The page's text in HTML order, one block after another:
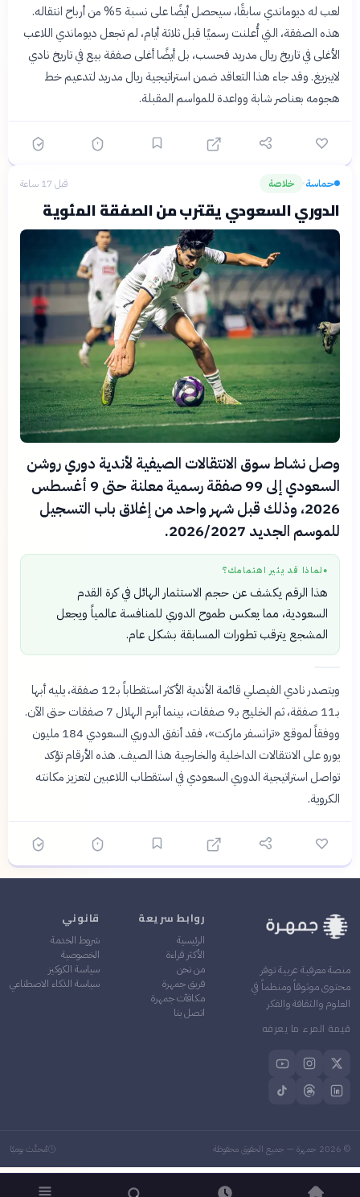
لعب له ديوماندي سابقًا، سيحصل أيضًا على نسبة 5% من أرباح انتقاله.
هذه الصفقة، التي أُعلنت رسميًا قبل ثلاثة أيام، لم تجعل ديوماندي اللاعب
الأغلى في تاريخ ريال مدريد فحسب، بل أيضًا أغلى صفقة بيع في تاريخ نادي
لايبزيغ. وقد جاء هذا التعاقد ضمن استراتيجية ريال مدريد لتدعيم خط
هجومه بعناصر شابة وواعدة للمواسم المقبلة.
حماسة› خلاصة قبل 17 ساعة
الدوري السعودي يقترب من الصفقة المئوية
وصل نشاط سوق الانتقالات الصيفية لأندية دوري روشن
السعودي إلى 99 صفقة رسمية معلنة حتى 9 أغسطس
2026، وذلك قبل شهر واحد من إغلاق باب التسجيل
للموسم الجديد 2026/2027.
● لماذا قد يثير اهتمامك؟
هذا الرقم يكشف عن حجم الاستثمار الهائل في كرة القدم
السعودية، مما يعكس طموح الدوري للمنافسة عالمياً ويجعل
المشجع يترقب تطورات المسابقة بشكل عام.
ويتصدر نادي الفيصلي قائمة الأندية الأكثر استقطاباً بـ12 صفقة، يليه أبها
بـ11 صفقة، ثم الخليج بـ9 صفقات، بينما أبرم الهلال 7 صفقات حتى الآن.
ووفقاً لموقع «ترانسفر ماركت»، فقد أنفق الدوري السعودي 184 مليون
يورو على الانتقالات الداخلية والخارجية هذا الصيف. هذه الأرقام تؤكد
تواصل استراتيجية الدوري السعودي في استقطاب اللاعبين لتعزيز مكانته
الكروية.
منصة معرفية عربية توفر
محتوى موثوقاً ومنظماً في
العلوم والثقافة والفكر
قيمة المرء ما يعرفه
روابط سريعة
الرئيسية
الأكثر قراءة
من نحن
فريق جمهرة
مكافآت جمهرة
اتصل بنا
قانوني
شروط الخدمة
الخصوصية
سياسة الكوكيز
سياسة الذكاء الاصطناعي
©
2026 جمهرة — جميع الحقوق محفوظة مُحدَّث يوميًا